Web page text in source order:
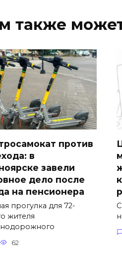
также
против
в
завели
дело после
на пенсионера
прогулка для 72-
жителя
62